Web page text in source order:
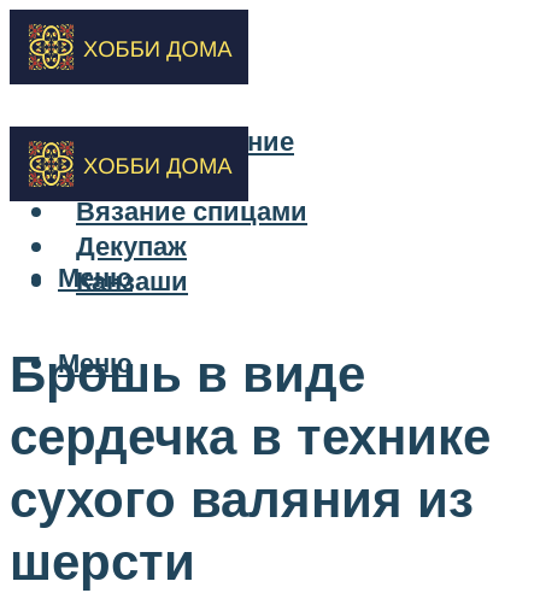
Бисероплетение
Вышивка
Вязание спицами
Декупаж
Канзаши
Меню
Меню
Брошь в виде
сердечка в технике
сухого валяния из
шерсти